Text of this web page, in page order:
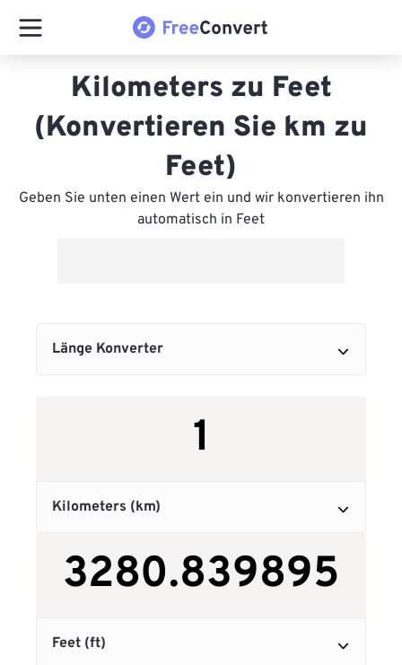
Kilometers zu Feet
(Konvertieren Sie km zu
Feet)
Geben Sie unten einen Wert ein und wir konvertieren ihn
automatisch in Feet